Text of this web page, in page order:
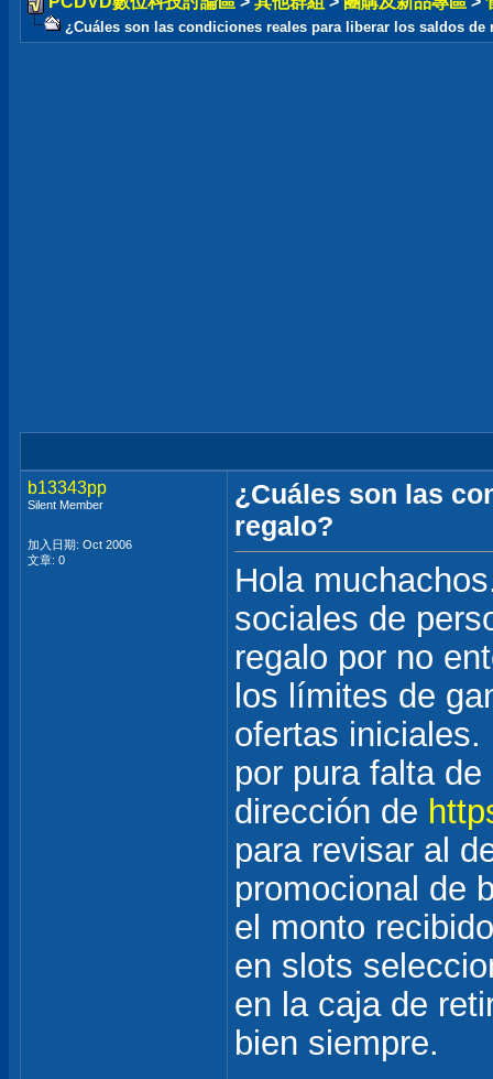
¿Cuáles son las condiciones reales para liberar los saldos de
b13343pp
Silent Member
加入日期: Oct 2006
文章: 0
¿Cuáles son las
regalo?
Hola
sociales de
regalo por no
los límites de
ofertas
por pura falta
dirección de
para revisar al
promocional de
el monto
en slots
en la caja de
bien siempre.